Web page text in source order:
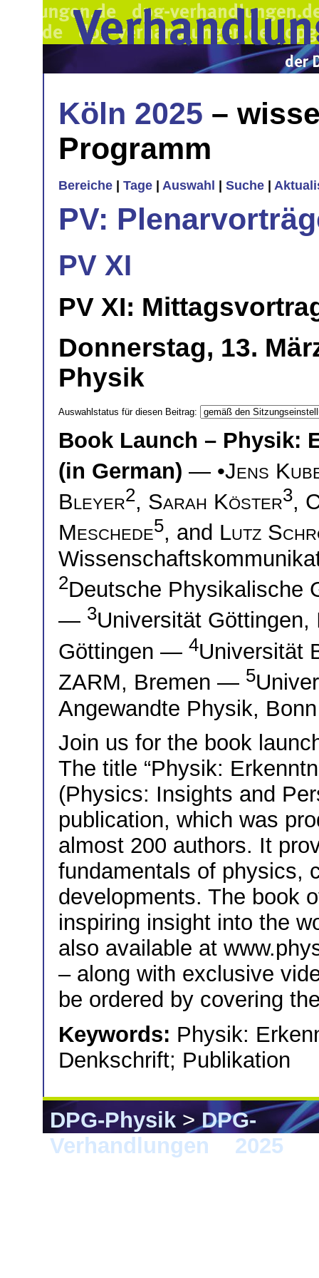
Köln 2025 –
Programm
Bereiche Tage Auswahl Suche
PV:
PV XI
PV XI:
Donnerstag, 13.
Physik
Auswahlstatus für diesen Beitrag:
Book Launch – Physik:
(in German) — •Jens
Bleyer2, Sarah Köster3,
Meschede5, and Lutz
2Deutsche Physikalische
— 3Universität
Göttingen — 4Universität
ZARM, Bremen — 5
Angewandte Physik, Bonn
Join us for the book
The title “Physik:
(Physics: Insights and
publication, which was
almost 200 authors. It
fundamentals of physics,
developments. The book
inspiring insight into the
also available at
– along with exclusive
be ordered by covering
Keywords: Physik:
Denkschrift; Publikation
DPG-Physik>DPG-
Verhandlungen
2025